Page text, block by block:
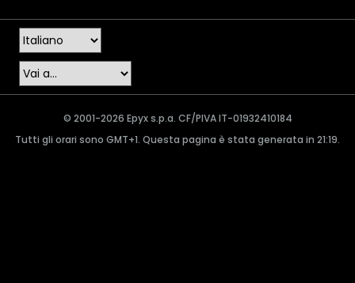
© 2001-2026 Epyx s.p.a. CF/PIVA IT-01932410184
Tutti gli orari sono GMT+1. Questa pagina è stata generata in 21:19.